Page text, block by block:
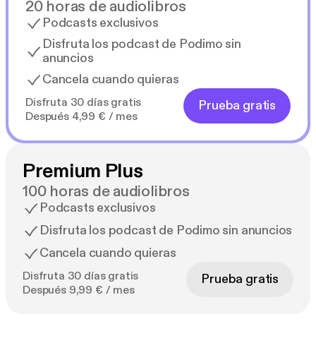
20 horas de audiolibros
Podcasts exclusivos
Disfruta los podcast de Podimo sin
anuncios
Cancela cuando quieras
Disfruta 30 días gratis
Después 4,99 € / mes
Prueba gratis
Premium Plus
100 horas de audiolibros
Podcasts exclusivos
Disfruta los podcast de Podimo sin anuncios
Cancela cuando quieras
Disfruta 30 días gratis
Después 9,99 € / mes
Prueba gratis